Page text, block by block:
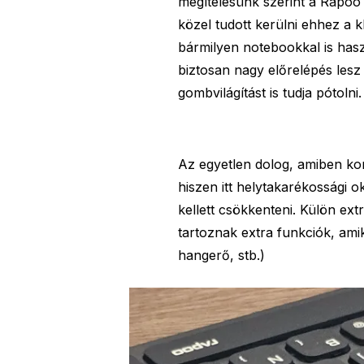
közel tudott kerülni ehhez a
bármilyen notebookkal is
biztosan nagy előrelépés
gombvilágítást is tudja pótolni.
Az egyetlen dolog, amiben
hiszen itt helytakarékossági
kellett csökkenteni. Külön
tartoznak extra funkciók,
hangerő, stb.)